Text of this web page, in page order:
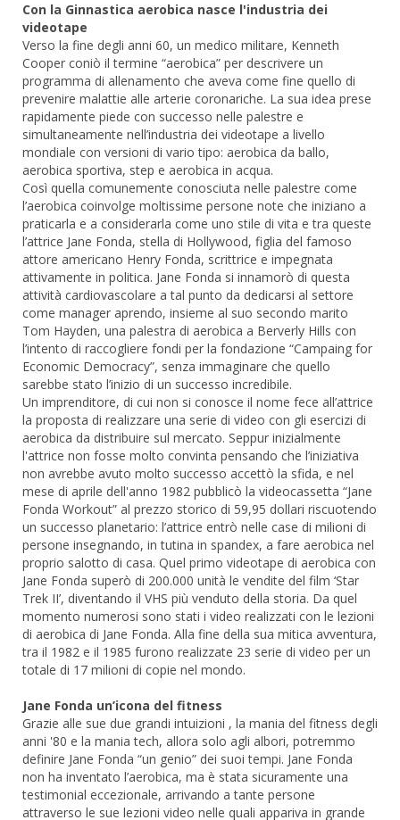
Con la Ginnastica aerobica nasce l'industria dei
videotape
Verso la fine degli anni 60, un medico militare, Kenneth
Cooper coniò il termine “aerobica” per descrivere un
programma di allenamento che aveva come fine quello di
prevenire malattie alle arterie coronariche. La sua idea prese
rapidamente piede con successo nelle palestre e
simultaneamente nell’industria dei videotape a livello
mondiale con versioni di vario tipo: aerobica da ballo,
aerobica sportiva, step e aerobica in acqua.
Così quella comunemente conosciuta nelle palestre come
l’aerobica coinvolge moltissime persone note che iniziano a
praticarla e a considerarla come uno stile di vita e tra queste
l’attrice Jane Fonda, stella di Hollywood, figlia del famoso
attore americano Henry Fonda, scrittrice e impegnata
attivamente in politica. Jane Fonda si innamorò di questa
attività cardiovascolare a tal punto da dedicarsi al settore
come manager aprendo, insieme al suo secondo marito
Tom Hayden, una palestra di aerobica a Berverly Hills con
l’intento di raccogliere fondi per la fondazione “Campaing for
Economic Democracy”, senza immaginare che quello
sarebbe stato l’inizio di un successo incredibile.
Un imprenditore, di cui non si conosce il nome fece all’attrice
la proposta di realizzare una serie di video con gli esercizi di
aerobica da distribuire sul mercato. Seppur inizialmente
l'attrice non fosse molto convinta pensando che l’iniziativa
non avrebbe avuto molto successo accettò la sfida, e nel
mese di aprile dell'anno 1982 pubblicò la videocassetta “Jane
Fonda Workout” al prezzo storico di 59,95 dollari riscuotendo
un successo planetario: l’attrice entrò nelle case di milioni di
persone insegnando, in tutina in spandex, a fare aerobica nel
proprio salotto di casa. Quel primo videotape di aerobica con
Jane Fonda superò di 200.000 unità le vendite del film ‘Star
Trek II’, diventando il VHS più venduto della storia. Da quel
momento numerosi sono stati i video realizzati con le lezioni
di aerobica di Jane Fonda. Alla fine della sua mitica avventura,
tra il 1982 e il 1985 furono realizzate 23 serie di video per un
totale di 17 milioni di copie nel mondo.
Jane Fonda un’icona del fitness
Grazie alle sue due grandi intuizioni , la mania del fitness degli
anni '80 e la mania tech, allora solo agli albori, potremmo
definire Jane Fonda “un genio” dei suoi tempi. Jane Fonda
non ha inventato l’aerobica, ma è stata sicuramente una
testimonial eccezionale, arrivando a tante persone
attraverso le sue lezioni video nelle quali appariva in grande